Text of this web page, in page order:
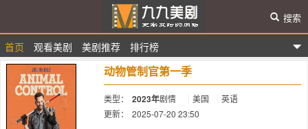
九九美剧
首页 观看美剧 美剧推荐 排行榜
搜索
动物管制官第一季
类型： 2023年剧情 美国
英语
更新：
2025-07-20 23:50